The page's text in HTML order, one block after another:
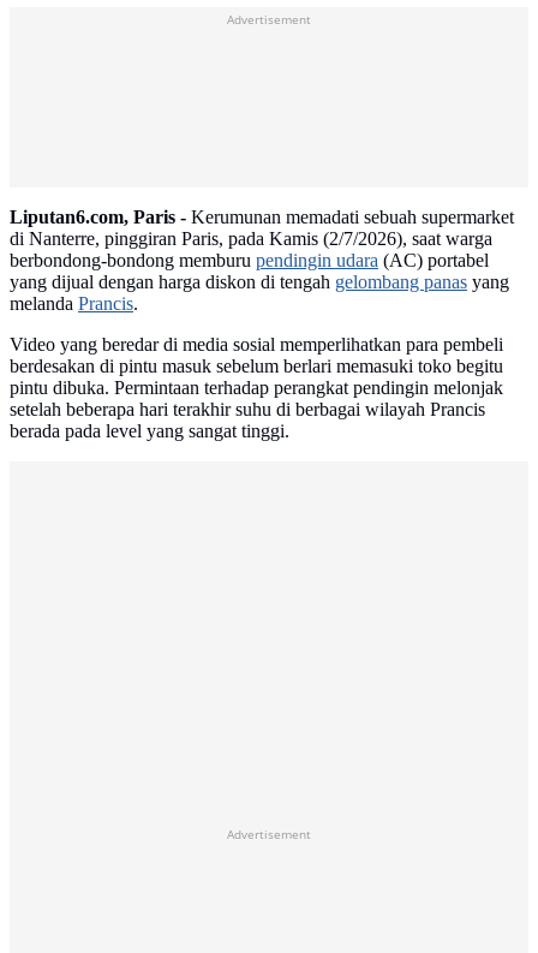
Advertisement
Liputan6.com, Paris - Kerumunan memadati sebuah supermarket
di Nanterre, pinggiran Paris, pada Kamis (2/7/2026), saat warga
berbondong-bondong memburu pendingin udara (AC) portabel
yang dijual dengan harga diskon di tengah gelombang panas yang
melanda Prancis.
Video yang beredar di media sosial memperlihatkan para pembeli
berdesakan di pintu masuk sebelum berlari memasuki toko begitu
pintu dibuka. Permintaan terhadap perangkat pendingin melonjak
setelah beberapa hari terakhir suhu di berbagai wilayah Prancis
berada pada level yang sangat tinggi.
Advertisement